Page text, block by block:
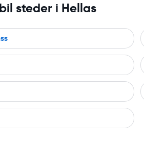
steder i Hellas